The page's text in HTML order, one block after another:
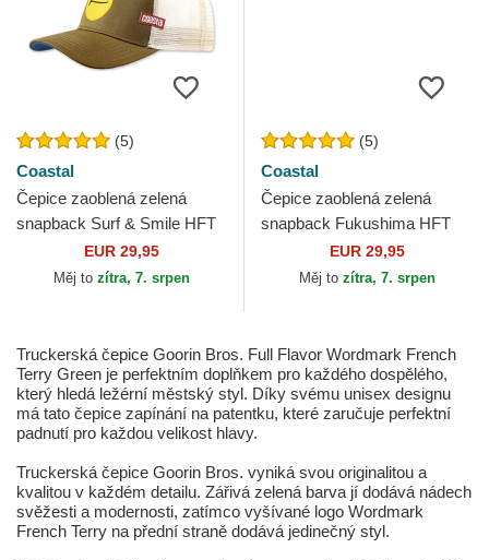
(5)
Coastal
Čepice zaoblená zelená
snapback Surf & Smile HFT
EUR 29,95
Měj to zítra, 7. srpen
(5)
Coastal
Čepice zaoblená zelená
snapback Fukushima HFT
EUR 29,95
Měj to zítra, 7. srpen
Truckerská čepice Goorin Bros. Full Flavor Wordmark French
Terry Green je perfektním doplňkem pro každého dospělého,
který hledá ležérní městský styl. Díky svému unisex designu
má tato čepice zapínání na patentku, které zaručuje perfektní
padnutí pro každou velikost hlavy.
Truckerská čepice Goorin Bros. vyniká svou originalitou a
kvalitou v každém detailu. Zářivá zelená barva jí dodává nádech
svěžesti a modernosti, zatímco vyšívané logo Wordmark
French Terry na přední straně dodává jedinečný styl.